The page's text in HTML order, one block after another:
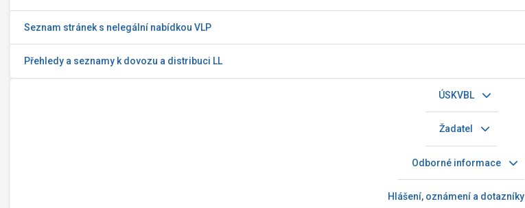
Seznam stránek s nelegální nabídkou VLP
Přehledy a seznamy k dovozu a distribuci LL
ÚSKVBL
Žadatel
Odborné informace
Hlášení, oznámení a dotazníky